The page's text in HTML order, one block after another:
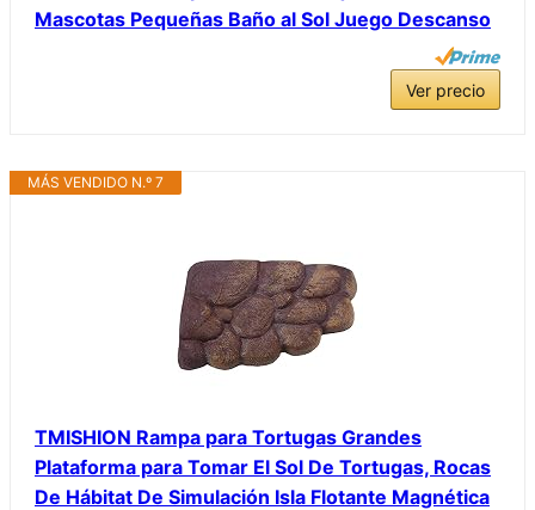
Mascotas Pequeñas Baño al Sol Juego Descanso
Ver precio
MÁS VENDIDO N.º 7
TMISHION Rampa para Tortugas Grandes
Plataforma para Tomar El Sol De Tortugas, Rocas
De Hábitat De Simulación Isla Flotante Magnética